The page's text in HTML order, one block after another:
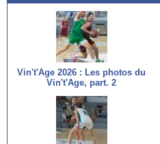
Vin't'Age 2026 : Les photos du
Vin't'Age, part. 2